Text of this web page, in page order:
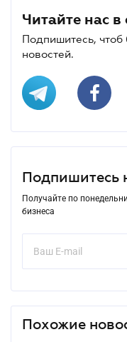
Читайте нас в
Подпишитесь, чтоб
новостей.
Подпишитесь
Получайте по
бизнеса
Похожие